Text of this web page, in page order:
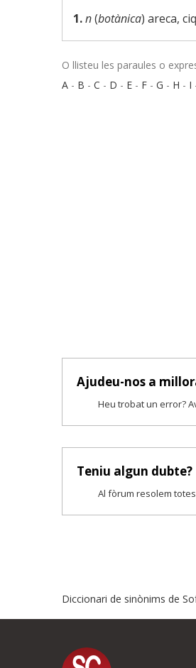
1.n(botànica) areca,
O llisteu les paraules o
A - B - C - D - E - F - G - H - I
Ajudeu-nos a
Heu trobat un error?
Teniu algun dubte?
Al fòrum resolem
Proposeu-
Diccionari de sinònims de